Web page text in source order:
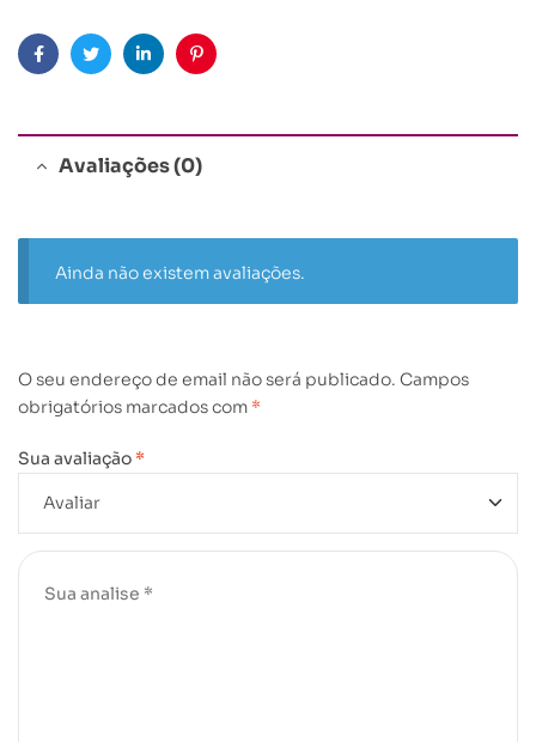
FacebookTwitterLinkedinPinterest
Avaliações (0)
Ainda não existem avaliações.
O seu endereço de email não será publicado. Campos
obrigatórios marcados com *
Sua avaliação *